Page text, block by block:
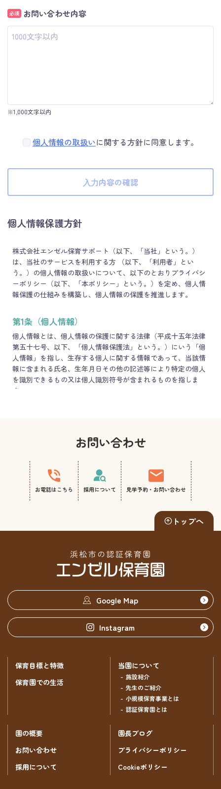
必須 お問い合わせ内容
※1,000文字以内
個人情報の取扱いに関する方針に同意します。
⼊⼒内容の確認
個人情報保護方針
株式会社エンゼル保育サポート（以下、「当社」という。）
は、当社のサービスを利用する方 （以下、「利用者」とい
う。）の個人情報の取扱いについて、以下のとおりプライバシ
ーポリシー（以下、「本ポリシー」という。）を定め、個人情
報保護の仕組みを構築し、個人情報の保護を推進します。
第1条（個人情報）
個人情報とは、個人情報の保護に関する法律（平成十五年法律
第五十七号、以下、「個人情報保護法」という。）にいう「個
人情報」を指し、生存する個人に関する情報であって、当該情
報に含まれる氏名、生年月日その他の記述等により特定の個人
を識別できるもの又は個人識別符号が含まれるものを指しま
す。
し、これを利用します。
ユーザーからのお問い合わせに回答するため（本人確
認を行うことを含む）
ユーザーが利用中のサービスの新機能、更新情報、キ
メンテナンス、重要なお知らせなど必要に応じたご連
利用規約に違反したユーザーや、不正・不当な目的で
サービスを利用しようとするユーザーの特定をし、ご利用を
お断りするため
ユーザーにご自身の登録情報の閲覧や変更、削除、ご
利用状況の閲覧を行っていただくため
有料サービスにおいて、ユーザーに利用料金を請求す
上記の利用目的に付随する目的
第3条（個人情報の管理と保護）
個人情報の管理は、厳重に行うこととし、法令に別段の定めが
ある場合を除き、利用者の同意がない限り、第三者に対しデー
タを開示・提供することはいたしません。また、安全性を考慮
し、個人情報への不正アクセス、個人情報の紛失、破壊、改ざ
を講じます。
当社は、個人情報の取り扱いの全部又は一部を利用目的の範囲
お問い合わせ
お電話はこちら 採用について 見学予約・お問い合わせ
トップへ
Google Map
Instagram
保育目標と特徴
保育園での生活
当園について
施設紹介
先生のご紹介
小規模保育事業とは
認証保育園とは
園の概要
お問い合わせ
採用について
園長ブログ
プライバシーポリシー
Cookieポリシー